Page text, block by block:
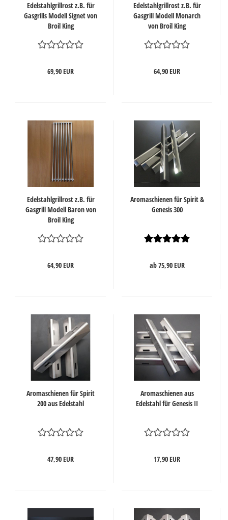
Edelstahlgrillrost z.B. für
Gasgrills Modell Signet von
Broil King
69,90 EUR
Edelstahlgrillrost z.B. für
Gasgrill Modell Monarch
von Broil King
64,90 EUR
Edelstahlgrillrost z.B. für
Gasgrill Modell Baron von
Broil King
64,90 EUR
Aromaschienen für Spirit &
Genesis 300
ab 75,90 EUR
Aromaschienen für Spirit
200 aus Edelstahl
47,90 EUR
Aromaschienen aus
Edelstahl für Genesis II
17,90 EUR